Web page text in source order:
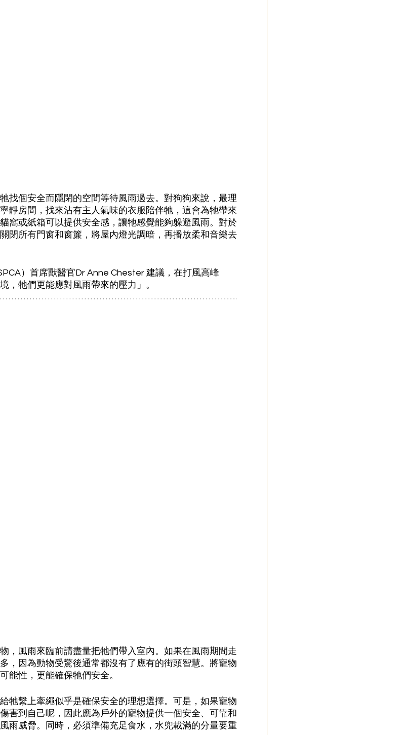
找個安全而隱閉的空間等待風雨過去。對狗狗來說，最理
靜房間，找來沾有主人氣味的衣服陪伴牠，這會為牠帶來
窩或紙箱可以提供安全感，讓牠感覺能夠躲避風雨。對於
閉所有門窗和窗簾，將屋內燈光調暗，再播放柔和音樂去
）首席獸醫官Dr Anne Chester 建議，在打風高峰
，牠們更能應對風雨帶來的壓力」。
，風雨來臨前請盡量把牠們帶入室內。如果在風雨期間走
，因為動物受驚後通常都沒有了應有的街頭智慧。將寵物
能性，更能確保牠們安全。
牠繫上牽繩似乎是確保安全的理想選擇。可是，如果寵物
害到自己呢，因此應為戶外的寵物提供一個安全、可靠和
雨威脅。同時，必須準備充足食水，水兜載滿的分量要重